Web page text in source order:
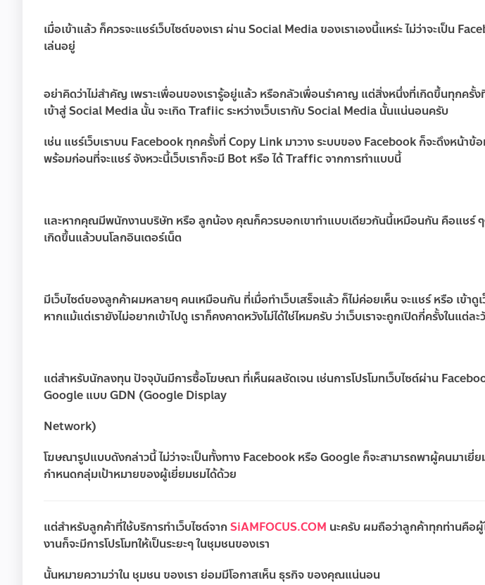
เมื่อเข้าแล้ว ก็ควรจะแชร์เว็บไซต์ของเรา ผ่าน Social Media ของเราเองนี้แหร่ะ ไม่ว่าจะเป็น
เล่นอยู่
อย่าคิดว่าไม่สำคัญ เพราะเพื่อนของเรารู้อยู่แล้ว หรือกลัวเพื่อนรำคาญ แต่สิ่งหนึ่งที่เกิดขึ้นทุกครั้ง
เข้าสู่ Social Media นั้น จะเกิด Trafiic ระหว่างเว็บเรากับ Social Media นั้นแน่นอนครับ
เช่น แชร์เว็บเราบน Facebook ทุกครั้งที่ Copy Link มาวาง ระบบของ Facebook ก็จะดึงหน้าข้
พร้อมก่อนที่จะแชร์ จังหวะนี้เว็บเราก็จะมี Bot หรือ ได้ Traffic จากการทำแบบนี้
และหากคุณมีพนักงานบริษัท หรือ ลูกน้อง คุณก็ควรบอกเขาทำแบบเดียวกันนี้เหมือนกัน คือแชร์ ๆ
เกิดขึ้นแล้วบนโลกอินเตอร์เน็ต
มีเว็บไซต์ของลูกค้าผมหลายๆ คนเหมือนกัน ที่เมื่อทำเว็บเสร็จแล้ว ก็ไม่ค่อยเห็น จะแชร์ หรือ เข้า
หากแม้แต่เรายังไม่อยากเข้าไปดู เราก็คงคาดหวังไม่ได้ใช่ไหมครับ ว่าเว็บเราจะถูกเปิดกี่ครั้งในแต่ละ
แต่สำหรับนักลงทุนปัจจุบันมีการซื้อโฆษณา ที่เห็นผลชัดเจน เช่นการโปรโมทเว็บไซต์ผ่าน
Google แบบ GDN (Google Display
Network)
โฆษณารูปแบบดังกล่าวนี้ ไม่ว่าจะเป็นทั้งทาง Facebook หรือ Google ก็จะสามารถพาผู้คนมาเยี่ย
กำหนดกลุ่มเป้าหมายของผู้เยี่ยมชมได้ด้วย
แต่สำหรับลูกค้าที่ใช้บริการทำเว็บไซต์จากSiAMFOCUS.COM นะครับ ผมถือว่าลูกค้าทุกท่านคือผู้
งานก็จะมีการโปรโมทให้เป็นระยะๆ ในชุมชนของเรา
นั้นหมายความว่าใน ชุมชน ของเรา ย่อมมีโอกาสเห็น ธุรกิจ ของคุณแน่นอน